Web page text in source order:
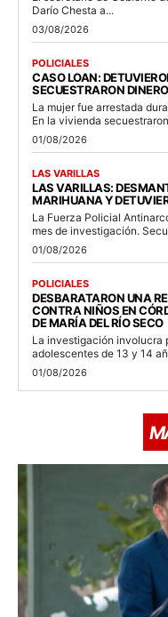
Darío Chesta a...
03/08/2026
POLICIALES
CASO LOAN:
SECUESTRARON
La mujer fue arrestada
En la vivienda
01/08/2026
LAS VARILLAS
LAS VARILLAS:
MARIHUANA Y
La Fuerza Policial
mes de investigación.
01/08/2026
POLICIALES
DESBARATARON UNA
CONTRA NIÑOS EN
DE MARÍA DEL RÍO SECO
La investigación involucra
adolescentes de 13 y 14
01/08/2026